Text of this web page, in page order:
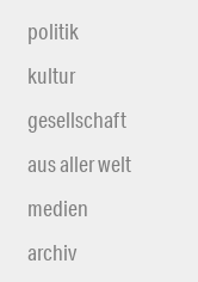
politik
kultur
gesellschaft
aus aller welt
medien
archiv